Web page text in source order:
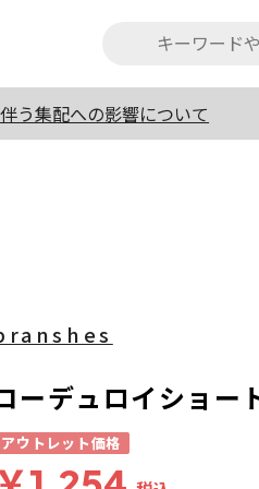
う集配への影響について
ーデュロイショー
アウトレット価格